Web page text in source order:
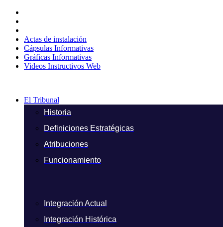
contenido
Actas de instalación
Cápsulas Informativas
Gráficas Informativas
Videos Instructivos Web
El Tribunal
Historia
Definiciones Estratégicas
Atribuciones
Funcionamiento
Integración Actual
Integración Histórica